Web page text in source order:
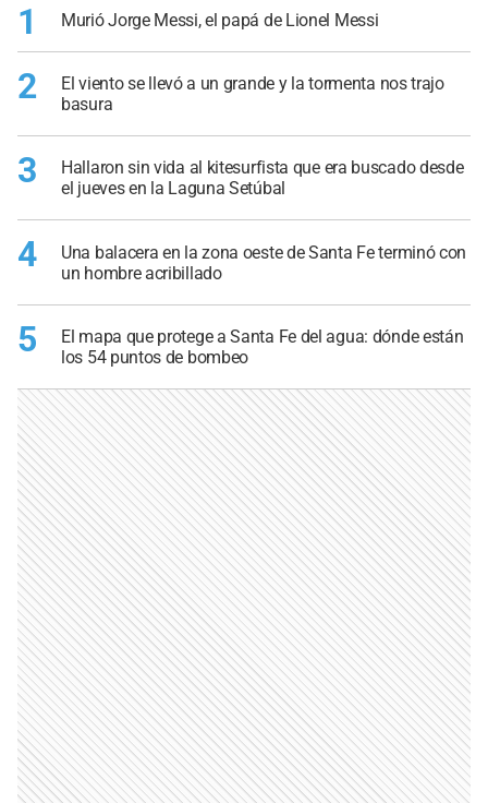
1 Murió Jorge Messi, el papá de Lionel Messi
2
El viento se llevó a un grande y la tormenta nos trajo
basura
3
Hallaron sin vida al kitesurfista que era buscado desde
el jueves en la Laguna Setúbal
4
Una balacera en la zona oeste de Santa Fe terminó con
un hombre acribillado
5
El mapa que protege a Santa Fe del agua: dónde están
los 54 puntos de bombeo